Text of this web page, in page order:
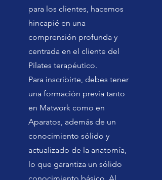
para los clientes, hacemos
hincapié en una
comprensión profunda y
centrada en el cliente del
Pilates terapéutico.
Para inscribirte, debes tener
una formación previa tanto
en Matwork como en
Aparatos, además de un
conocimiento sólido y
actualizado de la anatomía,
lo que garantiza un sólido